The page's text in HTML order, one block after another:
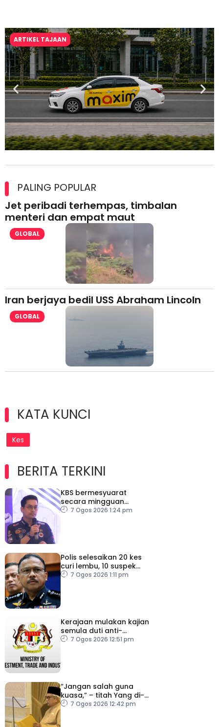
ARTIKEL TAJAAN
lesen separuh pertama 2026
PALING POPULAR
Jet peribadi terhempas, timbalan
menteri dan empat maut
GLOBAL
Iran berjaya bedil USS Abraham Lincoln
GLOBAL
KATA KUNCI
Kes
BERITA TERKINI
KBS bermesyuarat
secara mingguan
pastikan persiapan F1
7 Ogos 2026 1:24 pm
Polis selesaikan 20 kes
curi lembu, 10 suspek
diberkas
7 Ogos 2026 1:11 pm
Kerajaan mulakan kajian
semula duti anti-
lambakan import
7 Ogos 2026 12:51 pm
“Jangan salah guna
kuasa,” – titah Yang di-
Pertuan Besar Negeri
7 Ogos 2026 12:42 pm